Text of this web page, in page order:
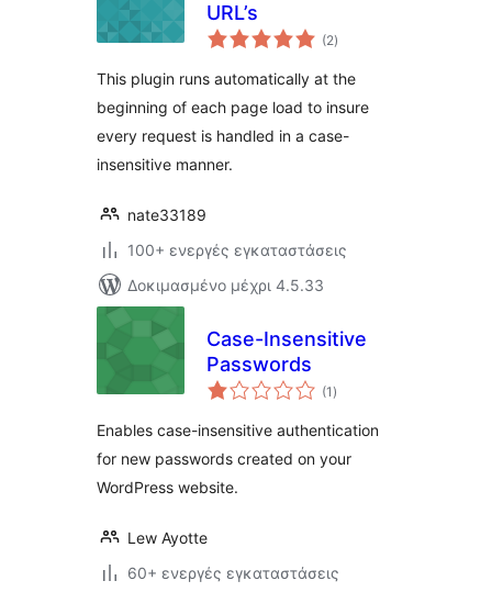
URL’s
(2αξιολογήσεις
σύνολο
)
This plugin runs automatically at the
beginning of each page load to insure
every request is handled in a case-
insensitive manner.
nate33189
100+ ενεργές εγκαταστάσεις
Δοκιμασμένο μέχρι 4.5.33
Case-Insensitive
Passwords
(1 αξιολογήσεις
σύνολο
)
Enables case-insensitive authentication
for new passwords created on your
WordPress website.
Lew Ayotte
60+ ενεργές εγκαταστάσεις